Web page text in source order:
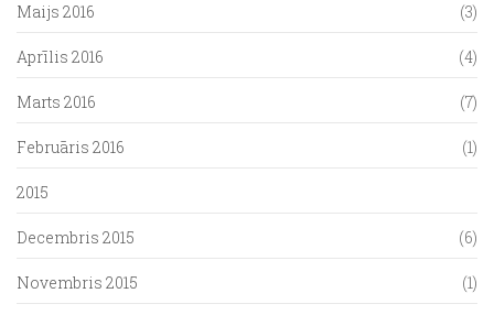
Maijs 2016 (3)
Aprīlis 2016 (4)
Marts 2016 (7)
Februāris 2016 (1)
2015
Decembris 2015 (6)
Novembris 2015 (1)